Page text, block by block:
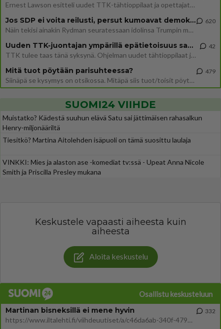
Ernest Lawson esitteli uudet TTK-tähtioppilaat ja opettajat torstaina 6.8. lehdistölle. Tulevalla kaudella on yksi hausk
Jos SDP ei voita reilusti, persut kumoavat demokratian Suomesta
Näin tekisi ainakin Rydman seuratessaan idolinsa Trumpin mallia https://www.is.fi/politiikka/art-2000012187244.html
620
Uuden TTK-juontajan ympärillä epätietoisuus sakenee - Nyt MTV hämmentää soppaa
TTK tulee taas tänä syksynä. Ohjelman uudet tähtioppilaat julkistetaan torstaina 6. elokuuta klo 14 alkavassa lehdistö
42
Mitä tuot pöytään parisuhteessa?
Siinäpä se kysymys on otsikossa. Mitäpä siis tuot/toisit pöytään parisuhteessa? Oletko mies vai nainen? Koetko sen mitä
479
SUOMI24 VIIHDE
Muistatko? Kädestä suuhun elävä Satu sai jättimäisen rahasalkun
Henry-miljonääriltä
Tiesitkö? Martina Aitolehden isäpuoli on tämä suosittu laulaja
VINKKI: Mies ja alaston ase -komediat tv:ssä - Upeat Anna Nicole
Smith ja Priscilla Presley mukana
Keskustele vapaasti aiheesta kuin
aiheesta
Aloita keskustelu
Osallistu keskusteluun
Martinan bisneksillä ei mene hyvin
https://www.iltalehti.fi/viihdeuutiset/a/c46da6ab-340f-4790-aaa7-0865eed2336 Yrityksen konkurssihakemus on tullut kärä
332